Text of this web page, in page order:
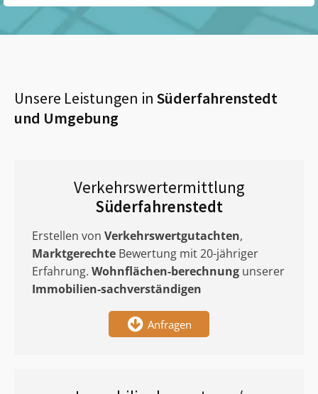
Unsere Leistungen in Süderfahrenstedt
und Umgebung
Verkehrswertermittlung
Süderfahrenstedt
Erstellen von Verkehrswertgutachten,
Marktgerechte Bewertung mit 20-jähriger
Erfahrung. Wohnflächen-berechnung unserer
Immobilien-sachverständigen
Anfragen